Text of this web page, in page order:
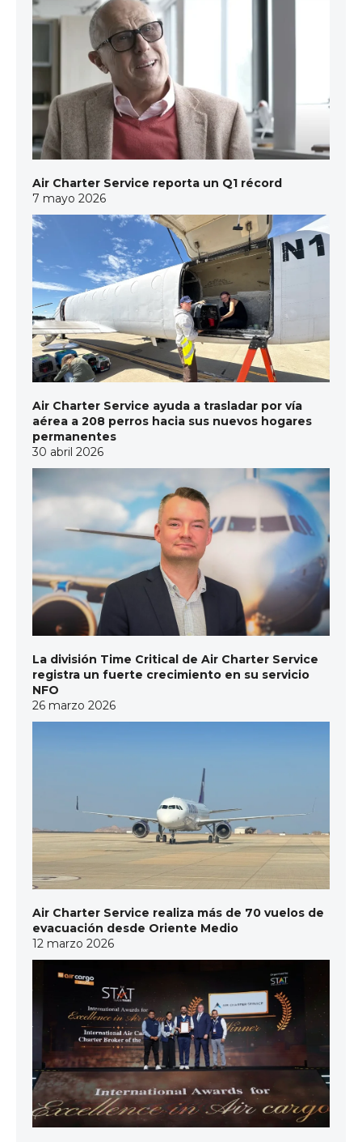
Air Charter Service reporta un Q1 récord
7 mayo 2026
Air Charter Service ayuda a trasladar por vía
aérea a 208 perros hacia sus nuevos hogares
permanentes
30 abril 2026
La división Time Critical de Air Charter Service
registra un fuerte crecimiento en su servicio
NFO
26 marzo 2026
Air Charter Service realiza más de 70 vuelos de
evacuación desde Oriente Medio
12 marzo 2026